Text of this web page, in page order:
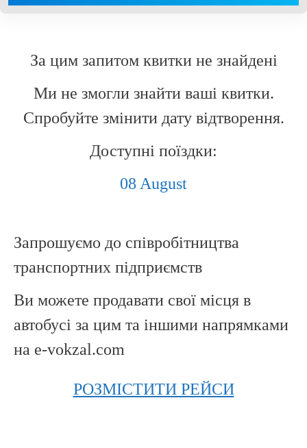
За цим запитом квитки не знайдені
Ми не змогли знайти ваші квитки.
Спробуйте змінити дату відтворення.
Доступні поїздки:
08 August
Запрошуємо до співробітництва
транспортних підприємств
Ви можете продавати свої місця в
автобусі за цим та іншими напрямками
на e-vokzal.com
РОЗМІСТИТИ РЕЙСИ